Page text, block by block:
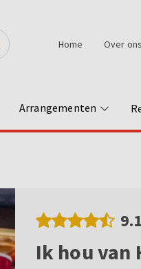
Home Over ons
Arrangementen
9.1
Ik hou van